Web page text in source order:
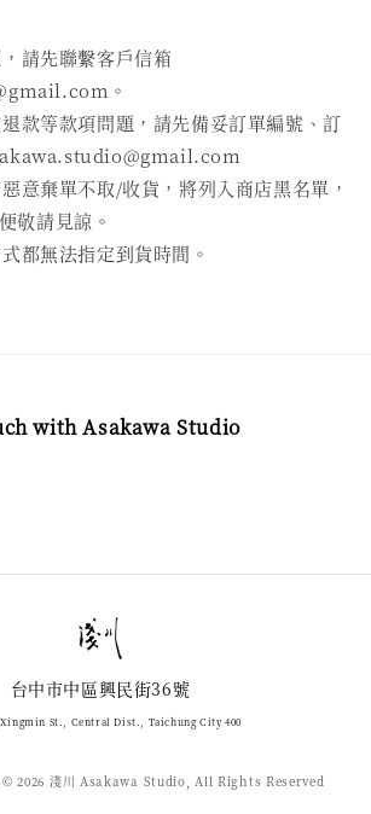
請先聯繫客戶信箱
。
款等款項問題，請先備妥訂單編號、訂
意棄單不取/收貨，將列入商店黑名單，
敬請見諒。
都無法指定到貨時間。
with Asakawa Studio
台中市中區興民街36號
St., Central Dist., Taichung City 400
2026 淺川 Asakawa Studio, All Rights Reserved